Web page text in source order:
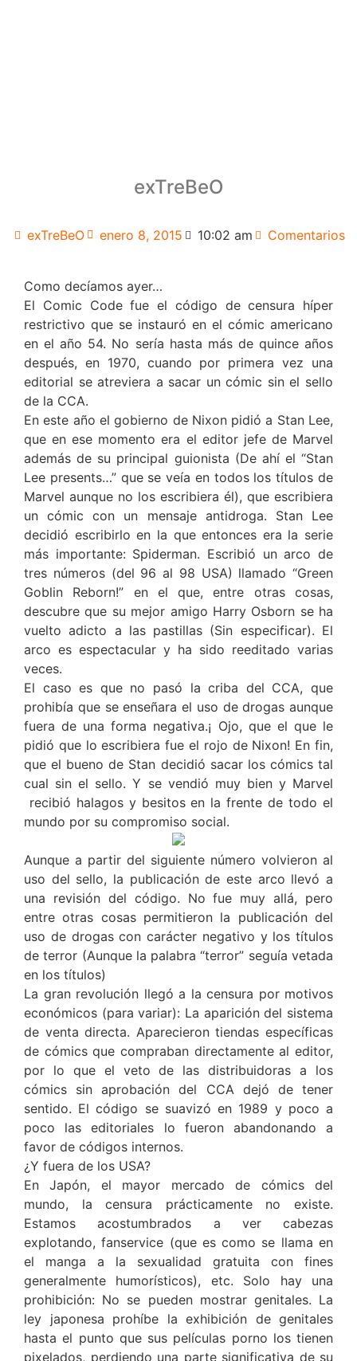
exTreBeO
exTreBeO enero 8, 2015 10:02 am Comentarios
Como decíamos ayer…
El Comic Code fue el código de censura híper
restrictivo que se instauró en el cómic americano
en el año 54. No sería hasta más de quince años
después, en 1970, cuando por primera vez una
editorial se atreviera a sacar un cómic sin el sello
de la CCA.
En este año el gobierno de Nixon pidió a Stan Lee,
que en ese momento era el editor jefe de Marvel
además de su principal guionista (De ahí el “Stan
Lee presents…” que se veía en todos los títulos de
Marvel aunque no los escribiera él), que escribiera
un cómic con un mensaje antidroga. Stan Lee
decidió escribirlo en la que entonces era la serie
más importante: Spiderman. Escribió un arco de
tres números (del 96 al 98 USA) llamado “Green
Goblin Reborn!” en el que, entre otras cosas,
descubre que su mejor amigo Harry Osborn se ha
vuelto adicto a las pastillas (Sin especificar). El
arco es espectacular y ha sido reeditado varias
veces.
El caso es que no pasó la criba del CCA, que
prohibía que se enseñara el uso de drogas aunque
fuera de una forma negativa.¡ Ojo, que el que le
pidió que lo escribiera fue el rojo de Nixon! En fin,
que el bueno de Stan decidió sacar los cómics tal
cual sin el sello. Y se vendió muy bien y Marvel
recibió halagos y besitos en la frente de todo el
mundo por su compromiso social.
Aunque a partir del siguiente número volvieron al
uso del sello, la publicación de este arco llevó a
una revisión del código. No fue muy allá, pero
entre otras cosas permitieron la publicación del
uso de drogas con carácter negativo y los títulos
de terror (Aunque la palabra “terror” seguía vetada
en los títulos)
La gran revolución llegó a la censura por motivos
económicos (para variar): La aparición del sistema
de venta directa. Aparecieron tiendas específicas
de cómics que compraban directamente al editor,
por lo que el veto de las distribuidoras a los
cómics sin aprobación del CCA dejó de tener
sentido. El código se suavizó en 1989 y poco a
poco las editoriales lo fueron abandonando a
favor de códigos internos.
¿Y fuera de los USA?
En Japón, el mayor mercado de cómics del
mundo, la censura prácticamente no existe.
Estamos acostumbrados a ver cabezas
explotando, fanservice (que es como se llama en
el manga a la sexualidad gratuita con fines
generalmente humorísticos), etc. Solo hay una
prohibición: No se pueden mostrar genitales. La
ley japonesa prohíbe la exhibición de genitales
hasta el punto que sus películas porno los tienen
pixelados, perdiendo una parte significativa de su